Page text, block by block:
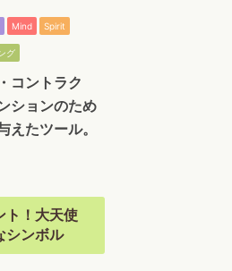
Mind Spirit
グ
コントラク
ションのため
えたツール。
ト！大天使
シンボル